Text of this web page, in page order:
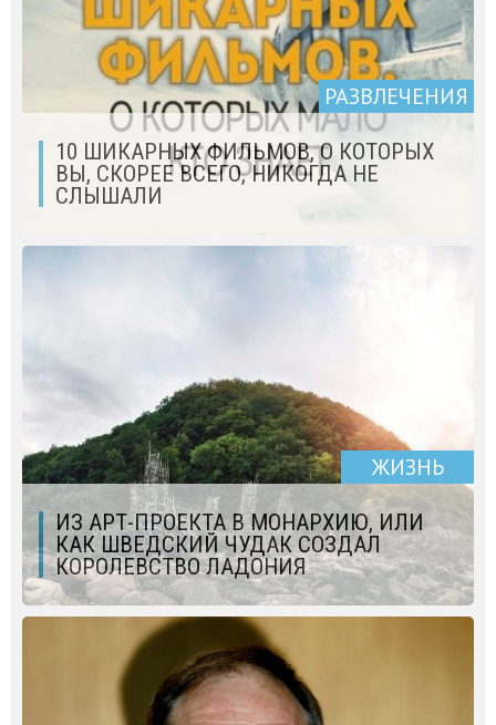
РАЗВЛЕЧЕНИЯ
10 ШИКАРНЫХ ФИЛЬМОВ, О КОТОРЫХ
ВЫ, СКОРЕЕ ВСЕГО, НИКОГДА НЕ
СЛЫШАЛИ
ЖИЗНЬ
ИЗ АРТ-ПРОЕКТА В МОНАРХИЮ, ИЛИ
КАК ШВЕДСКИЙ ЧУДАК СОЗДАЛ
КОРОЛЕВСТВО ЛАДОНИЯ